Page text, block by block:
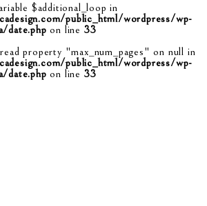
$additional_loop in
public_html/wordpress/wp-
date.php on line 33
property "max_num_pages" on null in
public_html/wordpress/wp-
date.php on line 33